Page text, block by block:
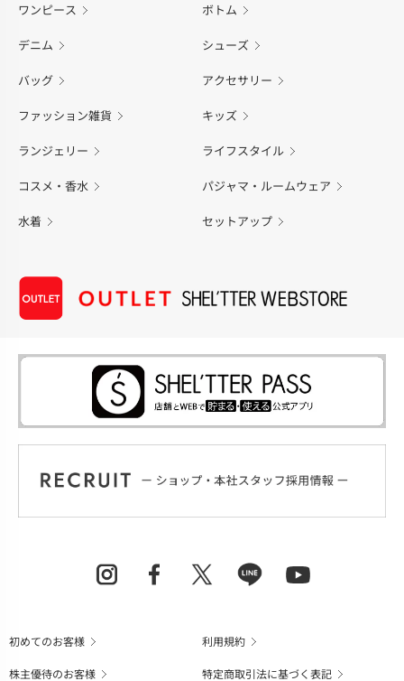
ワンピース ボトム
デニム シューズ
バッグ アクセサリー
ファッション雑貨 キッズ
ランジェリー ライフスタイル
コスメ・香水 パジャマ・ルームウェア
水着 セットアップ
初めてのお客様
利用規約
株主優待のお客様
特定商取引法に基づく表記